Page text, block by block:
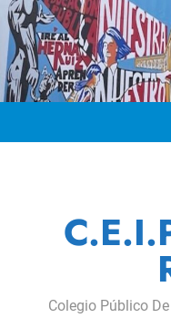
Saltar
al
contenido
Colegio Público